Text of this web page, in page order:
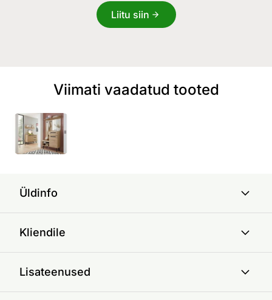
Liitu siin
Viimati vaadatud tooted
Üldinfo
Kliendile
Lisateenused